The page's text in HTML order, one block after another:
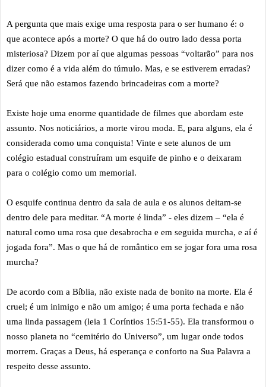
A pergunta que mais exige uma resposta para o ser humano é: o
que acontece após a morte? O que há do outro lado dessa porta
misteriosa? Dizem por aí que algumas pessoas “voltarão” para nos
dizer como é a vida além do túmulo. Mas, e se estiverem erradas?
Será que não estamos fazendo brincadeiras com a morte?
Existe hoje uma enorme quantidade de filmes que abordam este
assunto. Nos noticiários, a morte virou moda. E, para alguns, ela é
considerada como uma conquista! Vinte e sete alunos de um
colégio estadual construíram um esquife de pinho e o deixaram
para o colégio como um memorial.
O esquife continua dentro da sala de aula e os alunos deitam-se
dentro dele para meditar. “A morte é linda” - eles dizem – “ela é
natural como uma rosa que desabrocha e em seguida murcha, e aí é
jogada fora”. Mas o que há de romântico em se jogar fora uma rosa
murcha?
De acordo com a Bíblia, não existe nada de bonito na morte. Ela é
cruel; é um inimigo e não um amigo; é uma porta fechada e não
uma linda passagem (leia 1 Coríntios 15:51-55). Ela transformou o
nosso planeta no “cemitério do Universo”, um lugar onde todos
morrem. Graças a Deus, há esperança e conforto na Sua Palavra a
respeito desse assunto.